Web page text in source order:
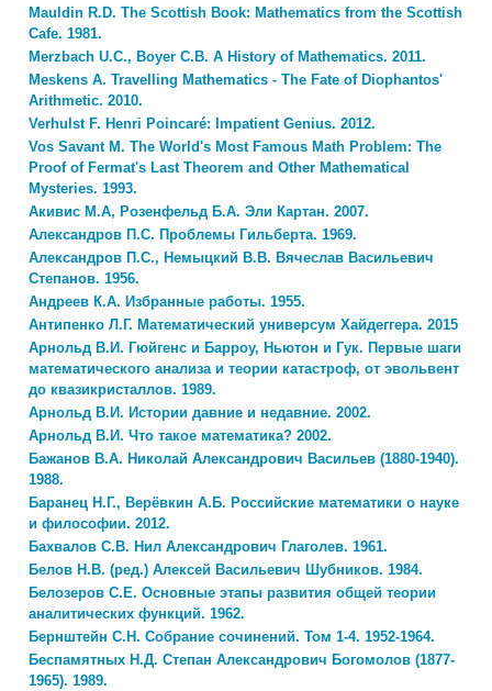
Mauldin R.D. The Scottish Book: Mathematics from the Scottish
Cafe. 1981.
Merzbach U.C., Boyer C.B. A History of Mathematics. 2011.
Meskens A. Travelling Mathematics - The Fate of Diophantos'
Arithmetic. 2010.
Verhulst F. Henri Poincaré: Impatient Genius. 2012.
Vos Savant M. The World's Most Famous Math Problem: The
Proof of Fermat's Last Theorem and Other Mathematical
Mysteries. 1993.
Акивис М.А, Розенфельд Б.А. Эли Картан. 2007.
Александров П.С. Проблемы Гильберта. 1969.
Александров П.С., Немыцкий В.В. Вячеслав Васильевич
Степанов. 1956.
Андреев К.А. Избранные работы. 1955.
Антипенко Л.Г. Математический универсум Хайдеггера. 2015
Арнольд В.И. Гюйгенс и Барроу, Ньютон и Гук. Первые шаги
математического анализа и теории катастроф, от эвольвент
до квазикристаллов. 1989.
Арнольд В.И. Истории давние и недавние. 2002.
Арнольд В.И. Что такое математика? 2002.
Бажанов В.А. Николай Александрович Васильев (1880-1940).
1988.
Баранец Н.Г., Верёвкин А.Б. Российские математики о науке
и философии. 2012.
Бахвалов С.В. Нил Александрович Глаголев. 1961.
Белов Н.В. (ред.) Алексей Васильевич Шубников. 1984.
Белозеров С.Е. Основные этапы развития общей теории
аналитических функций. 1962.
Бернштейн С.Н. Собрание сочинений. Том 1-4. 1952-1964.
Беспамятных Н.Д. Степан Александрович Богомолов (1877-
1965). 1989.